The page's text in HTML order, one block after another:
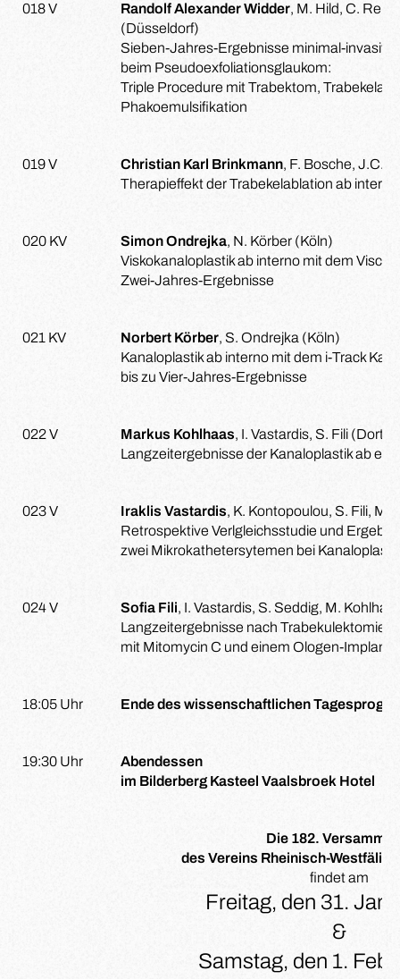
018 V Randolf Alexander Widder, M. Hild, C.
(Düsseldorf)
Sieben-Jahres-Ergebnisse minimal-
beim Pseudoexfoliationsglaukom:
Triple Procedure mit Trabektom,
Phakoemulsifikation
019 V Christian Karl Brinkmann, F. Bosche, J.C.
Therapieffekt der Trabekelablation ab interno
020 KV Simon Ondrejka, N. Körber (Köln)
Viskokanaloplastik ab interno mit dem Visco
Zwei-Jahres-Ergebnisse
021 KV Norbert Körber, S. Ondrejka (Köln)
Kanaloplastik ab interno mit dem i-Track
bis zu Vier-Jahres-Ergebnisse
022 V Markus Kohlhaas, I. Vastardis, S. Fili
Langzeitergebnisse der Kanaloplastik ab
023 V Iraklis Vastardis, K. Kontopoulou, S. Fili,
Retrospektive Verlgleichsstudie und
zwei Mikrokathetersytemen bei
024 V Sofia Fili, I. Vastardis, S. Seddig, M.
Langzeitergebnisse nach Trabekulektomie
mit Mitomycin C und einem Ologen-
18:05 Uhr Ende des wissenschaftlichen
19:30 Uhr
Abendessen
im Bilderberg Kasteel Vaalsbroek Hotel
Die 182.
des Vereins Rheinisch-
findet am
Freitag, den 31.
&
Samstag, den 1.